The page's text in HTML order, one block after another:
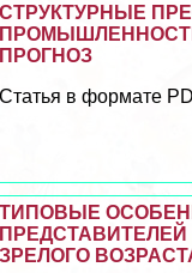
СТРУКТУРНЫЕ
ПРОГНОЗ
Статья в формате
ТИПОВЫЕ
ЗРЕЛОГО